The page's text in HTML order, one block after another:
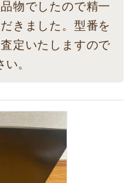
物でしたので精一
きました。型番を
定いたしますので
。